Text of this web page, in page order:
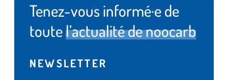
Tenez-vous informé·e de
toutel’actualité de noocarb
NEWSLETTER